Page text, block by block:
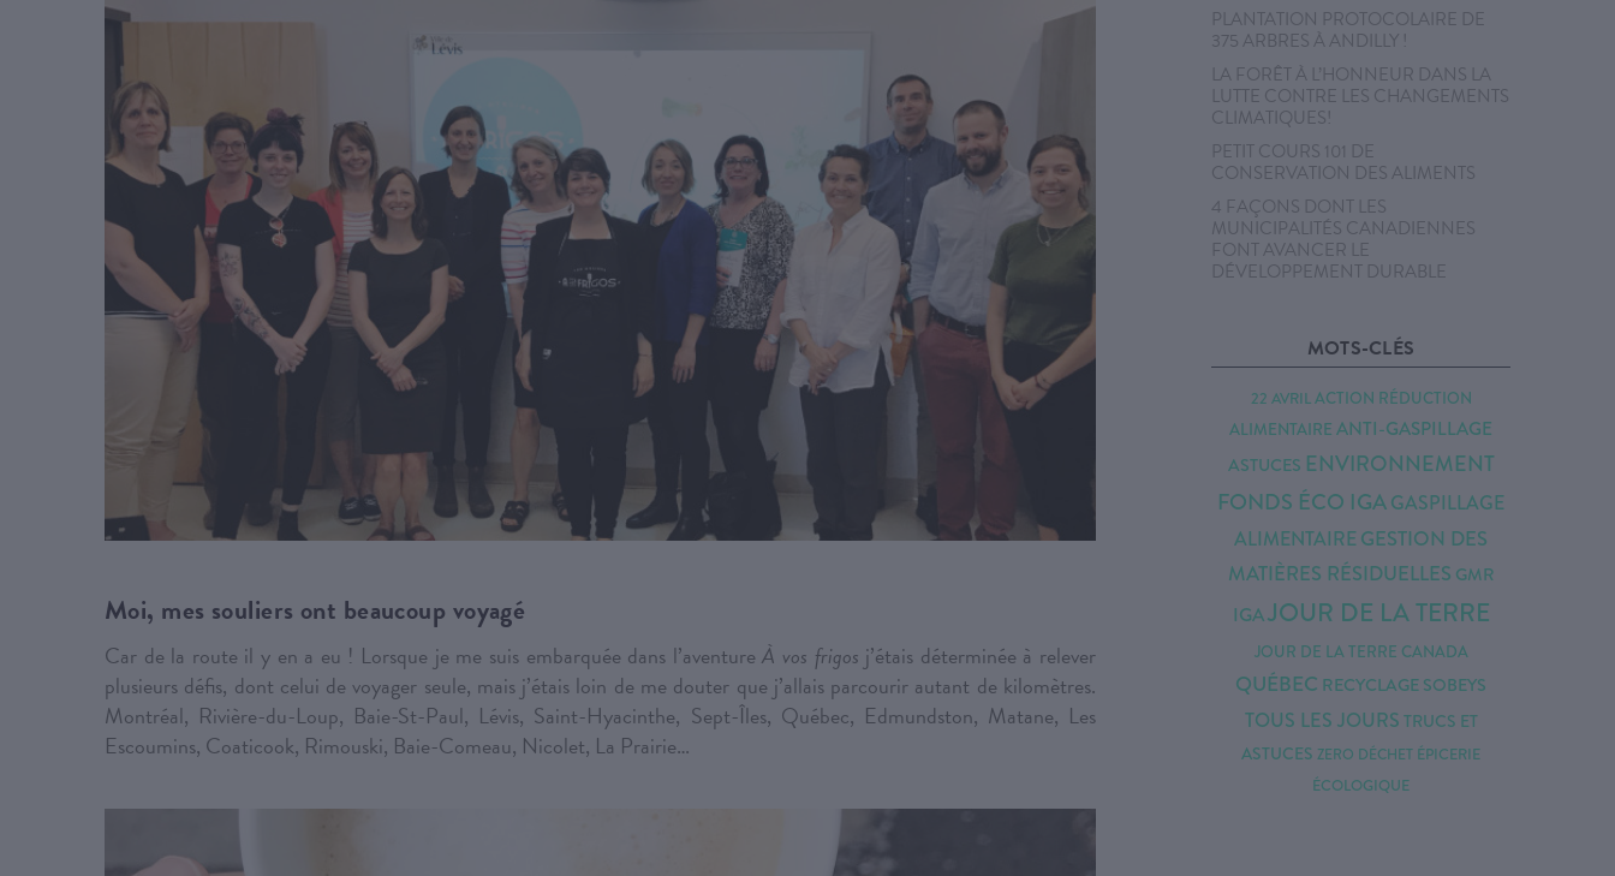
Moi, mes souliers ont beaucoup voyagé
Car de la route il y en a eu ! Lorsque je me suis embarquée dans l’aventureÀ vos frigos j’étais déterminée à relever
plusieurs défis, dont celui de voyager seule, mais j’étais loin de me douter que j’allais parcourir autant de kilomètres.
Montréal, Rivière-du-Loup, Baie-St-Paul, Lévis, Saint-Hyacinthe, Sept-Îles, Québec, Edmundston, Matane, Les
Escoumins, Coaticook, Rimouski, Baie-Comeau, Nicolet, La Prairie…
PLANTATION PROTOCOLAIRE DE
375 ARBRES À ANDILLY !
LA FORÊT À L’HONNEUR DANS LA
LUTTE CONTRE LES CHANGEMENTS
CLIMATIQUES!
PETIT COURS 101 DE
CONSERVATION DES ALIMENTS
4 FAÇONS DONT LES
MUNICIPALITÉS CANADIENNES
FONT AVANCER LE
DÉVELOPPEMENT DURABLE
MOTS-CLÉS
22 AVRILACTION RÉDUCTION
ALIMENTAIRE ANTI-GASPILLAGE
ASTUCES ENVIRONNEMENT
FONDS ÉCO IGAGASPILLAGE
ALIMENTAIREGESTION DES
MATIÈRES RÉSIDUELLES GMR
IGAJOUR DE LA TERRE
JOUR DE LA TERRE CANADA
QUÉBEC RECYCLAGESOBEYS
TOUS LES JOURS TRUCS ET
ASTUCES ZERO DÉCHET ÉPICERIE
ÉCOLOGIQUE